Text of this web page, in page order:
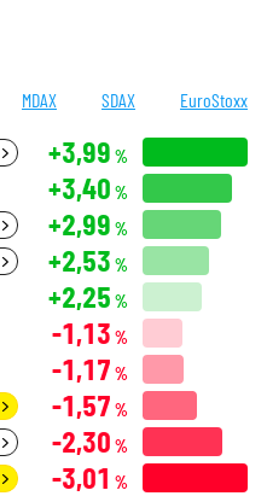
MDAX SDAX EuroStoxx
+3,99 %
+3,40 %
+2,99 %
+2,53 %
+2,25 %
-1,13 %
-1,17 %
-1,57 %
-2,30 %
-3,01 %